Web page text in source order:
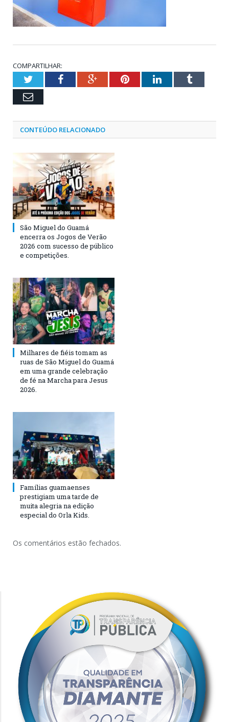
COMPARTILHAR:
TwitterFacebookGoogle+PinterestLinkedInTumblr
Email
CONTEÚDO RELACIONADO
São Miguel do Guamá
encerra os Jogos de Verão
2026 com sucesso de público
e competições.
Milhares de fiéis tomam as
ruas de São Miguel do Guamá
em uma grande celebração
de fé na Marcha para Jesus
2026.
Famílias guamaenses
prestigiam uma tarde de
muita alegria na edição
especial do Orla Kids.
Os comentários estão fechados.